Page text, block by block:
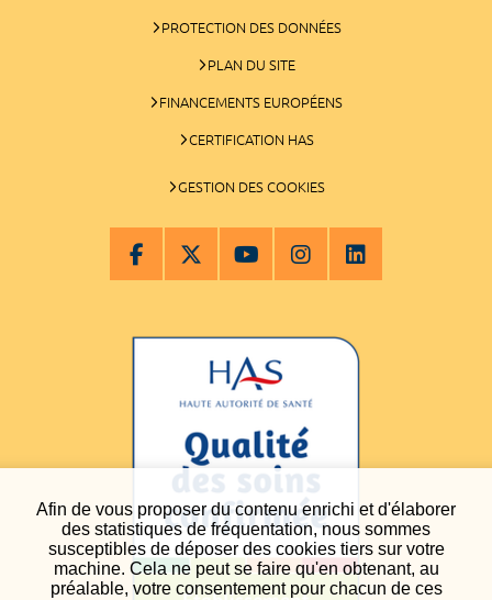
Afin de vous proposer du contenu enrichi et d'élaborer
des statistiques de fréquentation, nous sommes
susceptibles de déposer des cookies tiers sur votre
machine. Cela ne peut se faire qu'en obtenant, au
préalable, votre consentement pour chacun de ces
PROTECTION DES DONNÉES
PLAN DU SITE
FINANCEMENTS EUROPÉENS
CERTIFICATION HAS
GESTION DES COOKIES